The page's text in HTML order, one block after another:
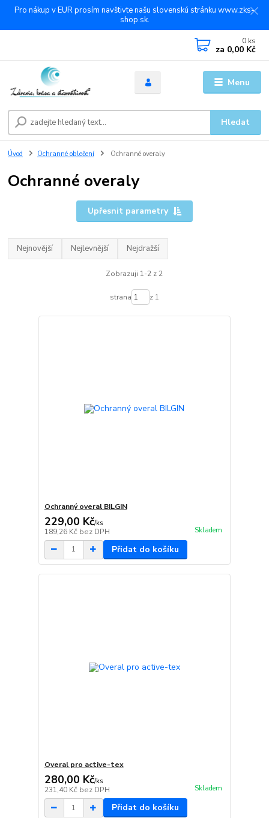
Pro nákup v EUR prosím navštivte našu slovenskú stránku www.zks-
shop.sk.
Menu
Hledat
0 ks
za 0,00 Kč
Úvod Ochranné oblečení Ochranné overaly
Ochranné overaly
Upřesnit parametry
Nejnovější Nejlevnější Nejdražší
Zobrazuji 1-2 z 2
strana z 1
Ochranný overal BILGIN
229,00 Kč/ks
189,26 Kč bez DPH Skladem
Přidat do košíku
Overal pro active-tex
280,00 Kč/ks
231,40 Kč bez DPH Skladem
Přidat do košíku